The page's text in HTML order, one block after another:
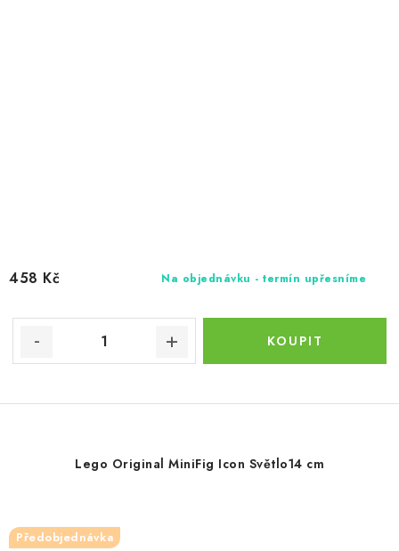
Na objednávku - termín upřesníme
458 Kč
Lego Original MiniFig Icon Světlo14 cm
Předobjednávka